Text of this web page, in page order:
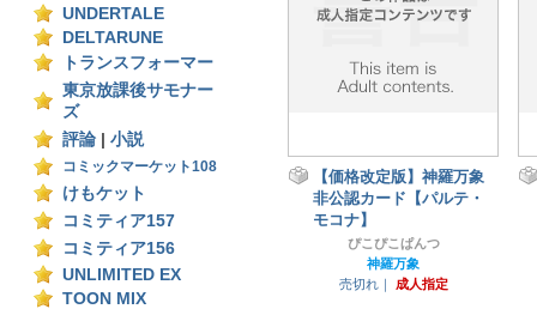
UNDERTALE
DELTARUNE
トランスフォーマー
東京放課後サモナー
ズ
評論
小説
コミックマーケット108
けもケット
コミティア157
コミティア156
UNLIMITED EX
TOON MIX
【価格改定版】神羅万象
非公認カード【パルテ・
モコナ】
ぴこぴこぱんつ
神羅万象
売切れ｜
成人指定